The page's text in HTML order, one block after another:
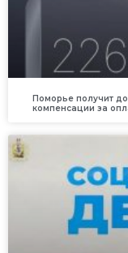
Поморье получит
компенсации за